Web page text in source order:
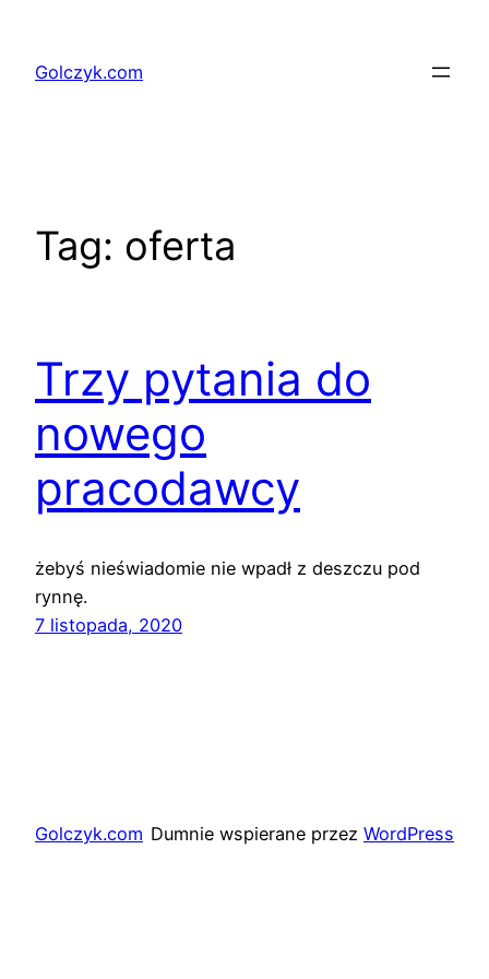
treściGolczyk.com
Tag: oferta
Trzy pytania do
nowego
pracodawcy
żebyś nieświadomie nie wpadł z deszczu pod
rynnę.
7 listopada, 2020
Golczyk.com Dumnie wspierane przez WordPress